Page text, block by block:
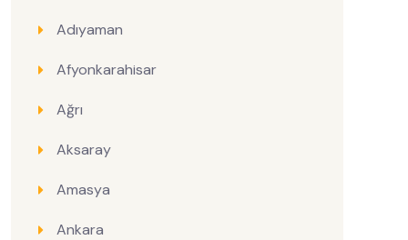
Adıyaman
Afyonkarahisar
Ağrı
Aksaray
Amasya
Ankara